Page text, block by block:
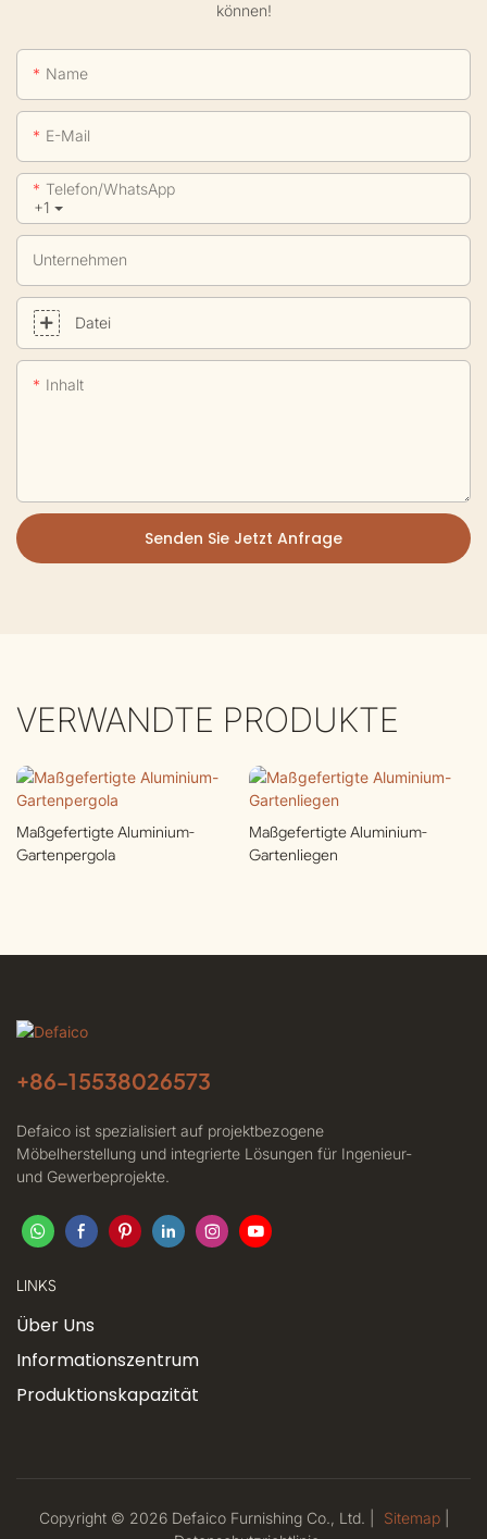
können!
Name
E-Mail
+1
Telefon/WhatsApp
Unternehmen
Datei
Inhalt
Senden Sie Jetzt Anfrage
VERWANDTE PRODUKTE
Maßgefertigte Aluminium-
Gartenpergola
Maßgefertigte Aluminium-
Gartenliegen
+86-15538026573
Defaico ist spezialisiert auf projektbezogene
Möbelherstellung und integrierte Lösungen für Ingenieur-
und Gewerbeprojekte.
LINKS
Über Uns
Informationszentrum
Produktionskapazität
Copyright © 2026 Defaico Furnishing Co., Ltd. | Sitemap